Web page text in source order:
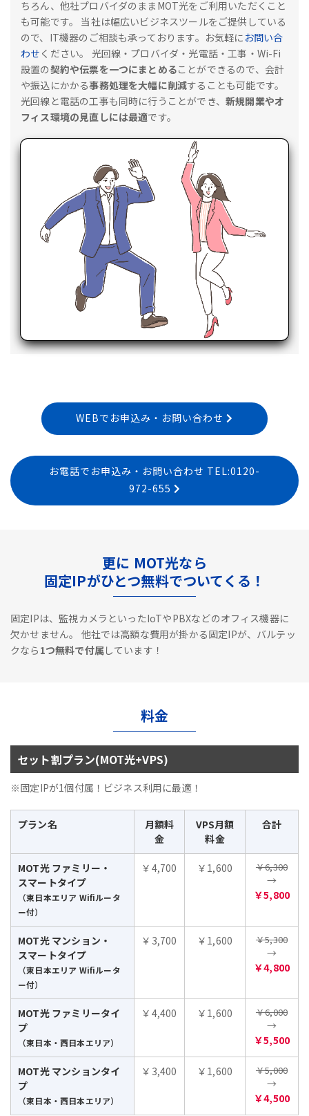
ちろん、他社プロバイダのままMOT光をご利用いただくこと
も可能です。
当社は幅広いビジネスツールをご提供している
ので、IT機器のご相談も承っております。お気軽に お問い合
わせ ください。
光回線・プロバイダ・光電話・工事・Wi-Fi
設置の契約や伝票を一つにまとめることができるので、会計
や振込にかかる事務処理を大幅に削減することも可能です。
光回線と電話の工事も同時に行うことができ、 新規開業やオ
フィス環境の見直しには最適です。
WEBでお申込み・お問い合わせ
お電話でお申込み・お問い合わせ TEL:0120-
972-655
更に MOT光なら
固定IPがひとつ無料でついてくる！
固定IPは、監視カメラといったIoTやPBXなどのオフィス機器に
欠かせません。
他社では高額な費用が掛かる固定IPが、バルテッ
クなら 1つ無料で付属しています！
料金
セット割プラン(MOT光+VPS)
※固定IPが1個付属！ビジネス利用に最適！
プラン名
月額料
金
VPS月額
料金
合計
MOT光 ファミリー・
スマートタイプ
（東日本エリア Wifiルータ
ー付）
￥4,700 ￥1,600 ￥6,300
→
￥5,800
MOT光 マンション・
スマートタイプ
（東日本エリア Wifiルータ
ー付）
￥3,700 ￥1,600 ￥5,300
→
￥4,800
MOT光 ファミリータイ
プ
（東日本・西日本エリア）
￥4,400 ￥1,600 ￥6,000
→
￥5,500
MOT光 マンションタイ
プ
（東日本・西日本エリア）
￥3,400 ￥1,600 ￥5,000
→
￥4,500